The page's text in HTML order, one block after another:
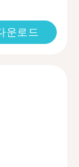
운로드